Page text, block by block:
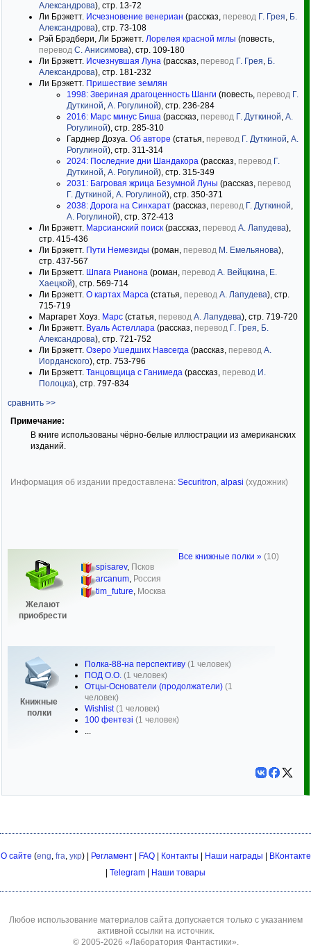
Александрова), стр. 13-72
Ли Брэкетт. Исчезновение венериан (рассказ, перевод Г. Грея, Б.
Александрова), стр. 73-108
Рэй Брэдбери, Ли Брэкетт. Лорелея красной мглы (повесть,
перевод С. Анисимова), стр. 109-180
Ли Брэкетт. Исчезнувшая Луна (рассказ, перевод Г. Грея, Б.
Александрова), стр. 181-232
Ли Брэкетт. Пришествие землян
1998: Звериная драгоценность Шанги (повесть, перевод Г.
Дуткиной, А. Рогулиной), стр. 236-284
2016: Марс минус Биша (рассказ, перевод Г. Дуткиной, А.
Рогулиной), стр. 285-310
Гарднер Дозуа. Об авторе (статья, перевод Г. Дуткиной, А.
Рогулиной), стр. 311-314
2024: Последние дни Шандакора (рассказ, перевод Г.
Дуткиной, А. Рогулиной), стр. 315-349
2031: Багровая жрица Безумной Луны (рассказ, перевод
Г. Дуткиной, А. Рогулиной), стр. 350-371
2038: Дорога на Синхарат (рассказ, перевод Г. Дуткиной,
А. Рогулиной), стр. 372-413
Ли Брэкетт. Марсианский поиск (рассказ, перевод А. Лапудева),
стр. 415-436
Ли Брэкетт. Пути Немезиды (роман, перевод М. Емельянова),
стр. 437-567
Ли Брэкетт. Шпага Рианона (роман, перевод А. Вейцкина, Е.
Хаецкой), стр. 569-714
Ли Брэкетт. О картах Марса (статья, перевод А. Лапудева), стр.
715-719
Маргарет Хоуз. Марс (статья, перевод А. Лапудева), стр. 719-720
Ли Брэкетт. Вуаль Астеллара (рассказ, перевод Г. Грея, Б.
Александрова), стр. 721-752
Ли Брэкетт. Озеро Ушедших Навсегда (рассказ, перевод А.
Иорданского), стр. 753-796
Ли Брэкетт. Танцовщица с Ганимеда (рассказ, перевод И.
Полоцка), стр. 797-834
сравнить >>
Примечание:
В книге использованы чёрно-белые иллюстрации из американских
изданий.
Информация об издании предоставлена: Securitron, alpasi (художник)
Желают
приобрести
spisarev, Псков
arcanum, Россия
tim_future Москва
Книжные
полки
Полка-88-на перспективу (1 человек)
ПОД О.О. (1 человек)
Отцы-Основатели (продолжатели) (1
человек)
Wishlist (1 человек)
100 фентезі (1 человек)
...
Все книжные полки » (10)
О сайте (eng, fra, укр) | Регламент| FAQ| Контакты Наши награды
ВКонтакте
Telegram Наши товары
Любое использование материалов сайта допускается только с указанием
активной ссылки на источник.
© 2005-2026 «Лаборатория Фантастики».